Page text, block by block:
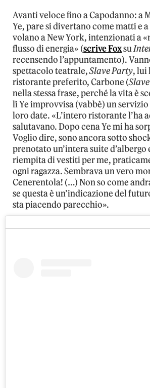
Avanti veloce fino a Capodanno: a
Ye, pare si divertano come matti e
volano a New York, intenzionati a
flusso di energia» (scrive Foxsu
recensendo l’appuntamento).
spettacolo teatrale,Slave Party, lui
ristorante preferito, Carbone (
nella stessa frase, perché la vita è
lì Ye improvvisa (vabbè) un
loro date. «L’intero ristorante l’ha
salutavano. Dopo cena Ye mi ha
Voglio dire, sono ancora sotto
prenotato un’intera suite d’albergo
riempita di vestiti per me,
ogni ragazza. Sembrava un vero
Cenerentola! (…) Non so come
se questa è un’indicazione del
sta piacendo parecchio».